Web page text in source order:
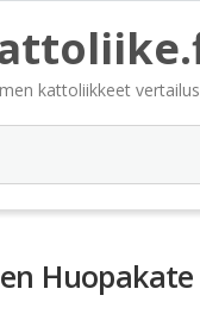
kattoliikkeet
Huopakate